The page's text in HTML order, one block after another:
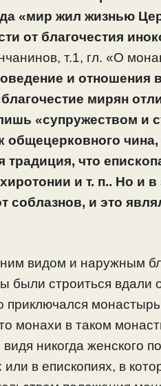
«мир жил жизнью
от благочестия
т.1, гл. «О
и отношения
мирян
«супружеством и
чина,
что
и т. п.. Но и в
соблазнов, и это
видом и наружным
были строиться вдали
приключался
монахи в таком
никогда женского
в епископиях, в